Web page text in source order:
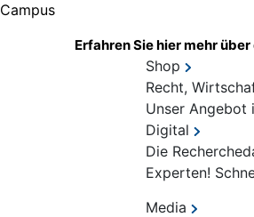
Campus
Erfahren Sie hier mehr
Shop
Recht,
Unser Angebot
Digital
Die
Experten!
Media